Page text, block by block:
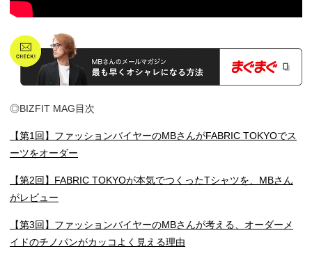
◎BIZFIT MAG目次
【第1回】ファッションバイヤーのMBさんがFABRIC TOKYOでス
ーツをオーダー
【第2回】FABRIC TOKYOが本気でつくったTシャツを、MBさん
がレビュー
【第3回】ファッションバイヤーのMBさんが考える、オーダーメ
イドのチノパンがカッコよく見える理由